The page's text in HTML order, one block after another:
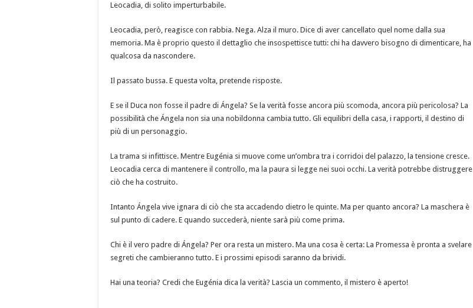
Leocadia, di solito imperturbabile.
Leocadia, però, reagisce con rabbia. Nega. Alza il muro. Dice di aver cancellato quel nome dalla sua
memoria. Ma è proprio questo il dettaglio che insospettisce tutti: chi ha davvero bisogno di dimenticare, ha
qualcosa da nascondere.
Il passato bussa. E questa volta, pretende risposte.
E se il Duca non fosse il padre di Ángela? Se la verità fosse ancora più scomoda, ancora più pericolosa? La
possibilità che Ángela non sia una nobildonna cambia tutto. Gli equilibri della casa, i rapporti, il destino di
più di un personaggio.
La trama si infittisce. Mentre Eugénia si muove come un’ombra tra i corridoi del palazzo, la tensione cresce.
Leocadia cerca di mantenere il controllo, ma la paura si legge nei suoi occhi. La verità potrebbe distruggere
ciò che ha costruito.
Intanto Ángela vive ignara di ciò che sta accadendo dietro le quinte. Ma per quanto ancora? La maschera è
sul punto di cadere. E quando succederà, niente sarà più come prima.
Chi è il vero padre di Ángela? Per ora resta un mistero. Ma una cosa è certa: La Promessa è pronta a svelare
segreti che cambieranno tutto. E i prossimi episodi saranno da brividi.
Hai una teoria? Credi che Eugénia dica la verità? Lascia un commento, il mistero è aperto!